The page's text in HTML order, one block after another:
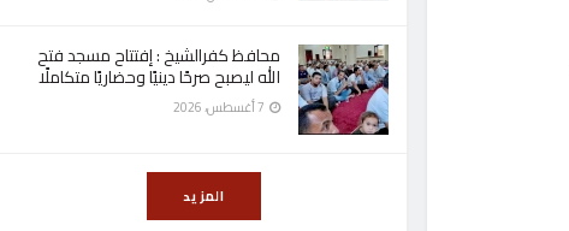
محافظ كفرالشيخ : إفتتاح مسجد فتح
الله ليصبح صرحًا دينيًا وحضاريًا متكاملًا
المزيد